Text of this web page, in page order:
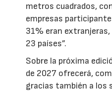
metros cuadrados,
empresas
31% eran
23 países”.
Sobre la próxima
de 2027 ofrecerá,
gracias también a los